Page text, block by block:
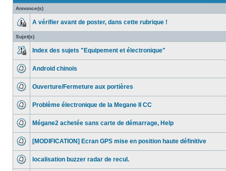
Annonce(s)
A vérifier avant de poster, dans cette rubrique !
Sujet(s)
Index des sujets "Equipement et électronique"
Android chinois
Ouverture/Fermeture aux portières
Problème électronique de la Megane II CC
Mégane2 achetée sans carte de démarrage, Help
[MODIFICATION] Ecran GPS mise en position haute définitive
localisation buzzer radar de recul.